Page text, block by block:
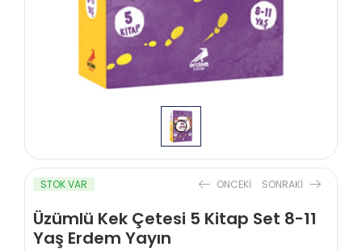
STOK VAR ONCEKI SONRAKI
Üzümlü Kek Çetesi 5 Kitap Set 8-11
Yaş Erdem Yayın